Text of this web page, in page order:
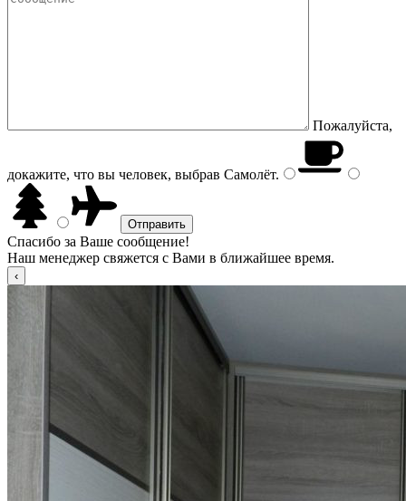
Пожалуйста,
докажите, что вы человек, выбрав Самолёт.
Спасибо за Ваше сообщение!
Наш менеджер свяжется с Вами в ближайшее время.